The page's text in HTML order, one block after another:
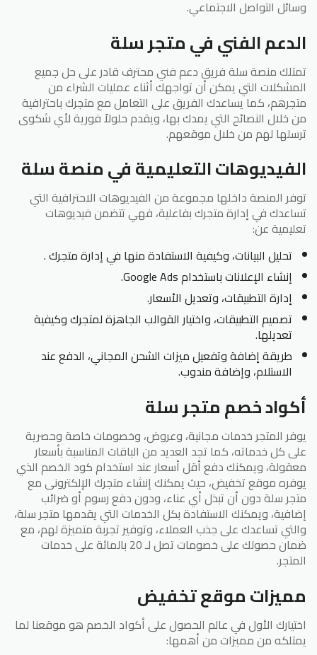
وسائل التواصل الاجتماعي.
الدعم الفني في متجر سلة
تمتلك منصة سلة فريق دعم فني محترف قادر على حل جميع
المشكلات التي يمكن أن تواجهك أثناء عمليات الشراء من
متجرهم، كما يساعدك الفريق على التعامل مع متجرك باحترافية
من خلال النصائح التي يمدك بها، ويقدم حلولاً فورية لأي شكوى
ترسلها لهم من خلال موقعهم.
الفيديوهات التعليمية في منصة سلة
توفر المنصة داخلها مجموعة من الفيديوهات الاحترافية التي
تساعدك في إدارة متجرك بفاعلية، فهي تتضمن فيديوهات
تعليمية عن:
تحليل البيانات، وكيفية الاستفادة منها في إدارة متجرك .
إنشاء الإعلانات باستخدام Google Ads.
إدارة التطبيقات، وتعديل الأسعار.
تصميم التطبيقات، واختيار القوالب الجاهزة لمتجرك وكيفية
تعديلها.
طريقة إضافة وتفعيل ميزات الشحن المجاني، الدفع عند
الاستلام، وإضافة مندوب.
أكواد خصم متجر سلة
يوفر المتجر خدمات مجانية، وعروض، وخصومات خاصة وحصرية
على كل خدماته، كما تجد العديد من الباقات المناسبة بأسعار
معقولة، ويمكنك دفع أقل أسعار عند استخدام كود الخصم الذي
يوفره موقع تخفيض، حيث يمكنك إنشاء متجرك الإلكترونى مع
متجر سلة دون أن تبذل أي عناء، ودون دفع رسوم أو ضرائب
إضافية، ويمكنك الاستفادة بكل الخدمات التي يقدمها متجر سلة،
والتي تساعدك على جذب العملاء، وتوفير تجربة متميزة لهم، مع
ضمان حصولك على خصومات تصل لـ 20 بالمائة على خدمات
المتجر.
مميزات موقع تخفيض
اختيارك الأول في عالم الحصول على أكواد الخصم هو موقعنا لما
يمتلكه من مميزات من أهمها: